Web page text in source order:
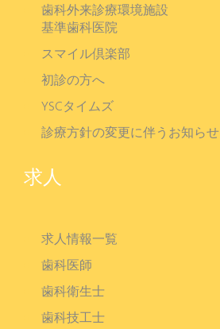
歯科外来診療環境施設
基準歯科医院
スマイル倶楽部
初診の方へ
YSCタイムズ
診療方針の変更に伴うお知らせ
求人
求人情報一覧
歯科医師
歯科衛生士
歯科技工士